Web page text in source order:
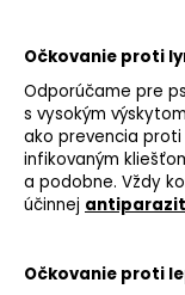
Očkovanie proti
Odporúčame pre
s vysokým
ako prevencia proti
infikovaným
a podobne. Vždy
účinnej
Očkovanie proti